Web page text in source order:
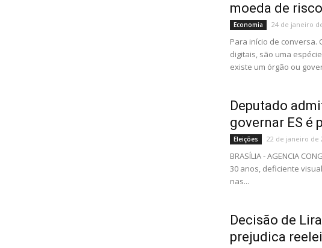
moeda de risco
Economia 24 de janeiro
Para início de conversa.
digitais, são uma
existe um órgão ou
Deputado
governar ES é
Eleições 22 de janeiro de
BRASÍLIA - AGENCIA
30 anos, deficiente
nas...
Decisão de
prejudica